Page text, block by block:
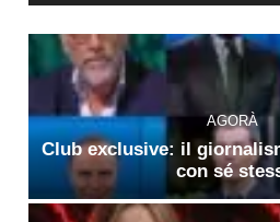
AGORÀ
Club exclusive: il
con sé